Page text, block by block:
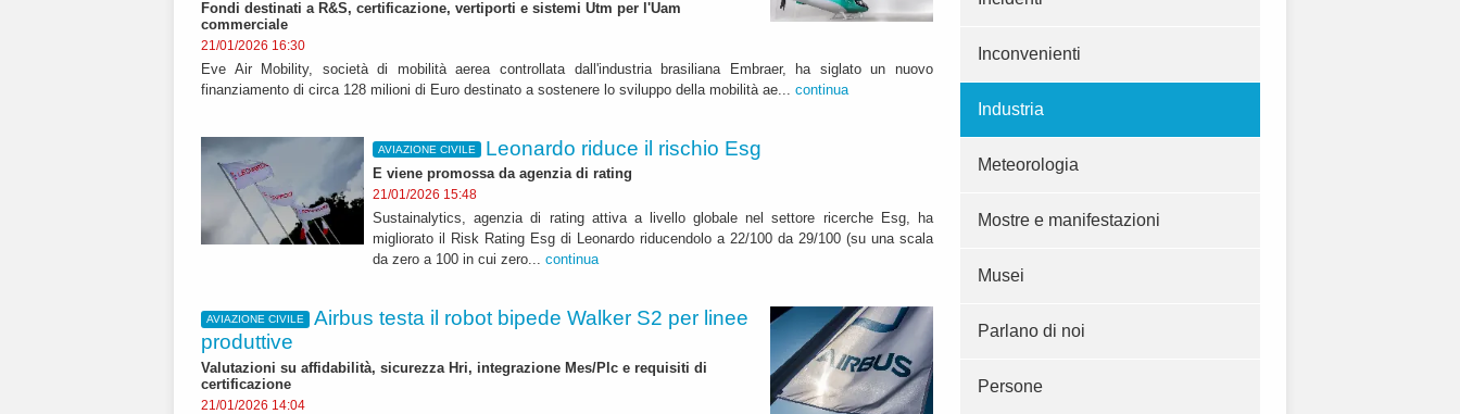
Fondi destinati a R&S, certificazione, vertiporti e sistemi Utm per l'Uam
commerciale
21/01/2026 16:30
Eve Air Mobility, società di mobilità aerea controllata dall'industria brasiliana Embraer, ha siglato un nuovo
finanziamento di circa 128 milioni di Euro destinato a sostenere lo sviluppo della mobilità ae... continua
AVIAZIONE CIVILE Leonardo riduce il rischio Esg
E viene promossa da agenzia di rating
21/01/2026 15:48
Sustainalytics, agenzia di rating attiva a livello globale nel settore ricerche Esg, ha
migliorato il Risk Rating Esg di Leonardo riducendolo a 22/100 da 29/100 (su una scala
da zero a 100 in cui zero... continua
AVIAZIONE CIVILE
Airbus testa il robot bipede Walker S2 per linee
produttive
Valutazioni su affidabilità, sicurezza Hri, integrazione Mes/Plc e requisiti di
certificazione
21/01/2026 14:04
Inconvenienti
Industria
Meteorologia
Mostre e manifestazioni
Musei
Parlano di noi
Persone